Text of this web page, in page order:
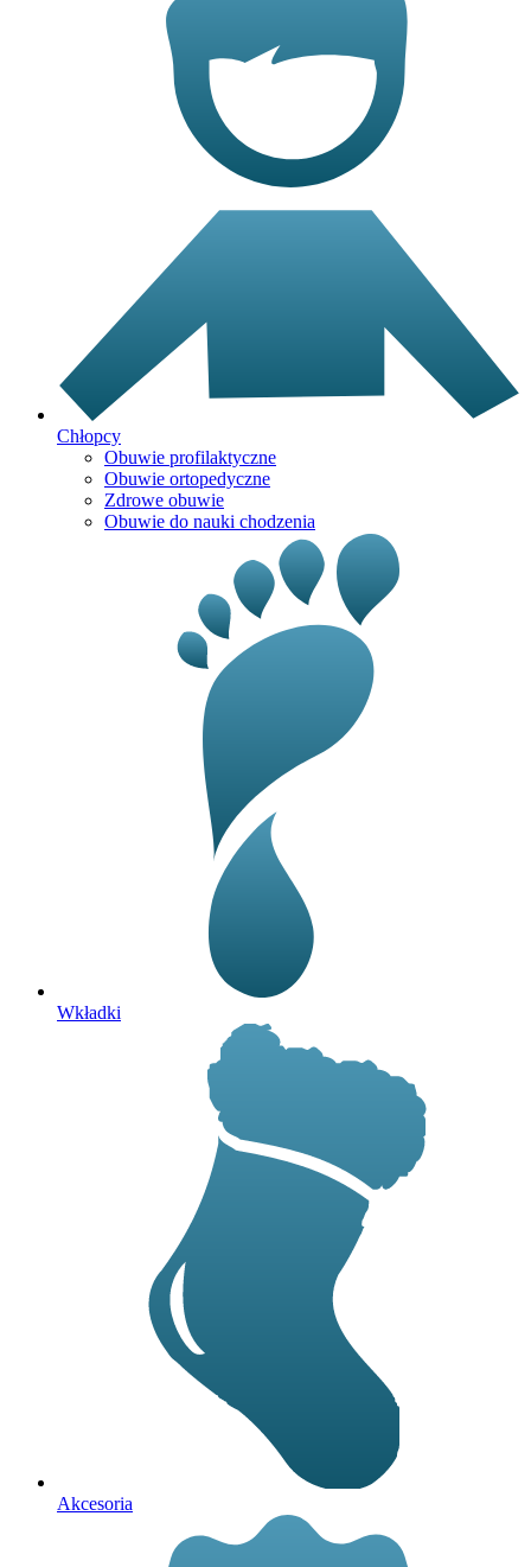
Chłopcy
Obuwie profilaktyczne
Obuwie ortopedyczne
Zdrowe obuwie
Obuwie do nauki chodzenia
Wkładki
Akcesoria